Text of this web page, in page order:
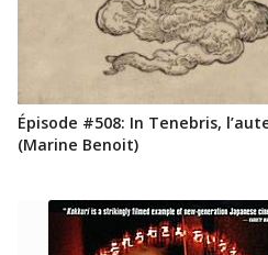
Épisode #508: In Tenebris,
(Marine Benoit)